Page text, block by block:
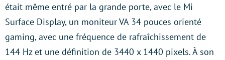
était même entré par la grande porte, avec le Mi
Surface Display, un moniteur VA 34 pouces orienté
gaming, avec une fréquence de rafraîchissement de
144 Hz et une définition de 3440 x 1440 pixels. À son